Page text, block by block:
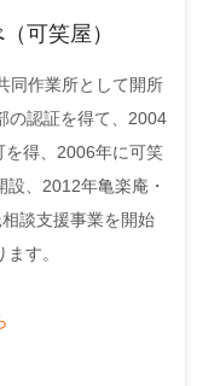
可笑屋）
同作業所として開所
の認証を得て、2004
を得、2006年に可笑
、2012年亀楽庵・
談支援事業を開始
す。